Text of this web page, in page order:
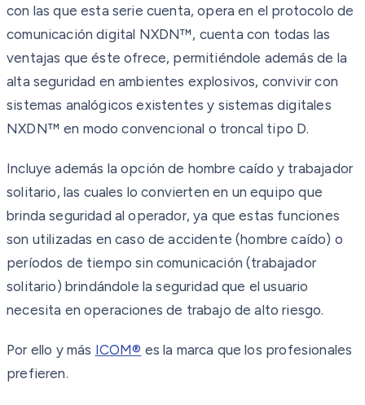
con las que esta serie cuenta, opera en el protocolo de
comunicación digital NXDN™, cuenta con todas las
ventajas que éste ofrece, permitiéndole además de la
alta seguridad en ambientes explosivos, convivir con
sistemas analógicos existentes y sistemas digitales
NXDN™ en modo convencional o troncal tipo D.
Incluye además la opción de hombre caído y trabajador
solitario, las cuales lo convierten en un equipo que
brinda seguridad al operador, ya que estas funciones
son utilizadas en caso de accidente (hombre caído) o
períodos de tiempo sin comunicación (trabajador
solitario) brindándole la seguridad que el usuario
necesita en operaciones de trabajo de alto riesgo.
Por ello y más ICOM® es la marca que los profesionales
prefieren.